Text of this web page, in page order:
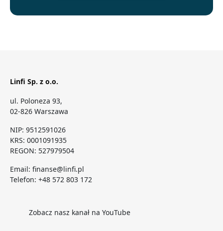
Linfi Sp. z o.o.
ul. Poloneza 93,
02-826 Warszawa
NIP: 9512591026
KRS: 0001091935
REGON: 527979504
Email: finanse@linfi.pl
Telefon: +48 572 803 172
Zobacz nasz kanał na YouTube